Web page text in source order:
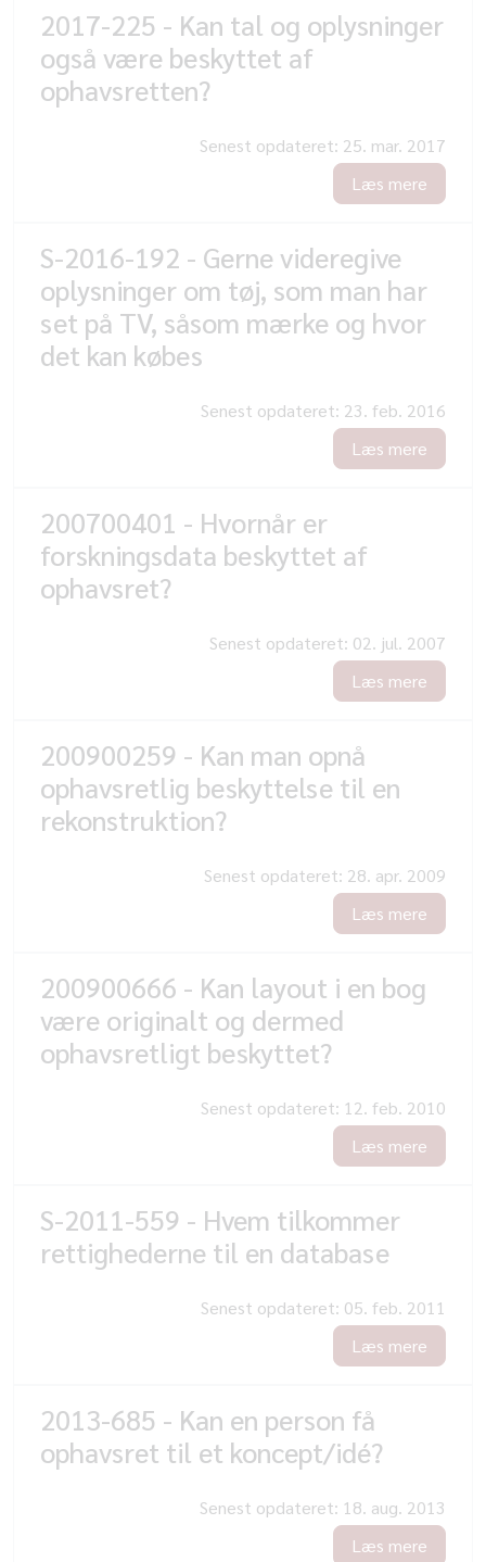
2017-225 - Kan tal og oplysninger
også være beskyttet af
ophavsretten?
Senest opdateret: 25. mar. 2017
Læs mere
S-2016-192 - Gerne videregive
oplysninger om tøj, som man har
set på TV, såsom mærke og hvor
det kan købes
Senest opdateret: 23. feb. 2016
Læs mere
200700401 - Hvornår er
forskningsdata beskyttet af
ophavsret?
Senest opdateret: 02. jul. 2007
Læs mere
200900259 - Kan man opnå
ophavsretlig beskyttelse til en
rekonstruktion?
Senest opdateret: 28. apr. 2009
Læs mere
200900666 - Kan layout i en bog
være originalt og dermed
ophavsretligt beskyttet?
Senest opdateret: 12. feb. 2010
Læs mere
S-2011-559 - Hvem tilkommer
rettighederne til en database
Senest opdateret: 05. feb. 2011
Læs mere
2013-685 - Kan en person få
ophavsret til et koncept/idé?
Senest opdateret: 18. aug. 2013
Læs mere